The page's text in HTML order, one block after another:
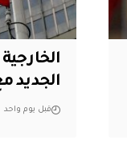
الجديد
قبل يوم واحد